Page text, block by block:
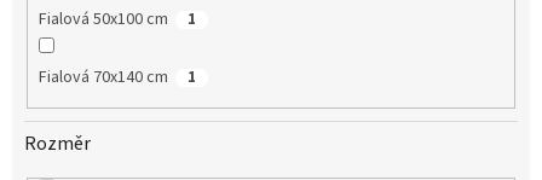
Fialová 50x100 cm 1
Fialová 70x140 cm 1
Rozměr